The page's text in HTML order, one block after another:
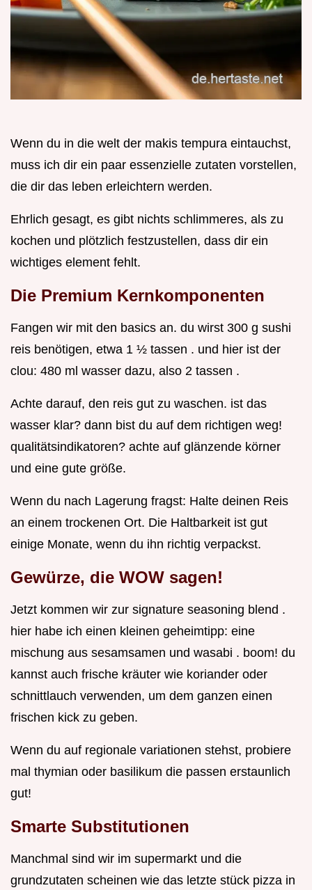
Wenn du in die welt der makis tempura eintauchst,
muss ich dir ein paar essenzielle zutaten vorstellen,
die dir das leben erleichtern werden.
Ehrlich gesagt, es gibt nichts schlimmeres, als zu
kochen und plötzlich festzustellen, dass dir ein
wichtiges element fehlt.
Die Premium Kernkomponenten
Fangen wir mit den basics an. du wirst 300 g sushi
reis benötigen, etwa 1 ½ tassen . und hier ist der
clou: 480 ml wasser dazu, also 2 tassen .
Achte darauf, den reis gut zu waschen. ist das
wasser klar? dann bist du auf dem richtigen weg!
qualitätsindikatoren? achte auf glänzende körner
und eine gute größe.
Wenn du nach Lagerung fragst: Halte deinen Reis
an einem trockenen Ort. Die Haltbarkeit ist gut
einige Monate, wenn du ihn richtig verpackst.
Gewürze, die WOW sagen!
Jetzt kommen wir zur signature seasoning blend .
hier habe ich einen kleinen geheimtipp: eine
mischung aus sesamsamen und wasabi . boom! du
kannst auch frische kräuter wie koriander oder
schnittlauch verwenden, um dem ganzen einen
frischen kick zu geben.
Wenn du auf regionale variationen stehst, probiere
mal thymian oder basilikum die passen erstaunlich
gut!
Smarte Substitutionen
Manchmal sind wir im supermarkt und die
grundzutaten scheinen wie das letzte stück pizza in